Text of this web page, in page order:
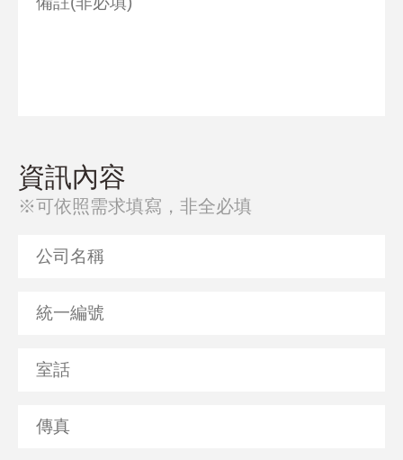
資訊內容
※可依照需求填寫，非全必填